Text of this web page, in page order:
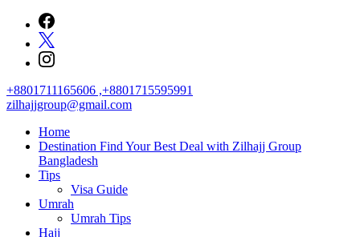
content
+8801711165606 ,+8801715595991
zilhajjgroup@gmail.com
Home
Destination Find Your Best Deal with Zilhajj Group
Bangladesh
Tips
Visa Guide
Umrah
Umrah Tips
Hajj